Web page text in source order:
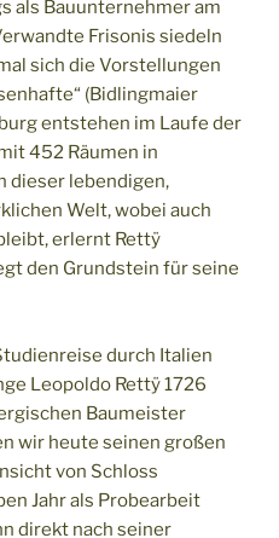
als Bauunternehmer am
Frisonis siedeln
sich die Vorstellungen
(Bidlingmaier
entstehen im Laufe der
452 Räumen in
dieser lebendigen,
Welt, wobei auch
erlernt Rettÿ
den Grundstein für seine
durch Italien
Leopoldo Rettÿ 1726
Baumeister
wir heute seinen großen
von Schloss
Jahr als Probearbeit
direkt nach seiner